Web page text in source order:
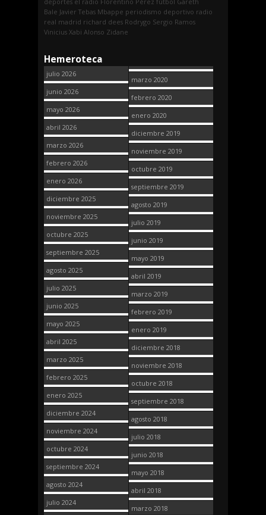
Bale Javier Tebas Mbappe periodismo deportivo radio
real madrid richard dees Rodrygo Sergio Ramos
Vinicius Xabi Alonso Zidane
Hemeroteca
julio 2026
junio 2026
mayo 2026
abril 2026
marzo 2026
febrero 2026
enero 2026
diciembre 2025
noviembre 2025
octubre 2025
septiembre 2025
agosto 2025
julio 2025
junio 2025
mayo 2025
abril 2025
marzo 2025
febrero 2025
enero 2025
diciembre 2024
noviembre 2024
octubre 2024
septiembre 2024
agosto 2024
julio 2024
marzo 2020
febrero 2020
enero 2020
diciembre 2019
noviembre 2019
octubre 2019
septiembre 2019
agosto 2019
julio 2019
junio 2019
mayo 2019
abril 2019
marzo 2019
febrero 2019
enero 2019
diciembre 2018
noviembre 2018
octubre 2018
septiembre 2018
agosto 2018
julio 2018
junio 2018
mayo 2018
abril 2018
marzo 2018